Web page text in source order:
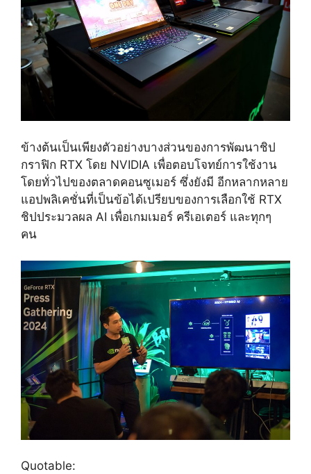
ข้างต้นเป็นเพียงตัวอย่างบางส่วนของการพัฒนาชิป
กราฟิก RTX โดย NVIDIA เพื่อตอบโจทย์การใช้งาน
โดยทั่วไปของตลาดคอนซูเมอร์ ซึ่งยังมี อีกหลากหลาย
แอปพลิเคชั่นที่เป็นข้อได้เปรียบของการเลือกใช้ RTX
ชิปประมวลผล AI เพื่อเกมเมอร์ ครีเอเตอร์ และทุกๆ
คน
Quotable: